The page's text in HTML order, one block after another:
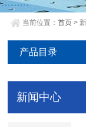
当前位置：首页 >
产品目录
新闻中心